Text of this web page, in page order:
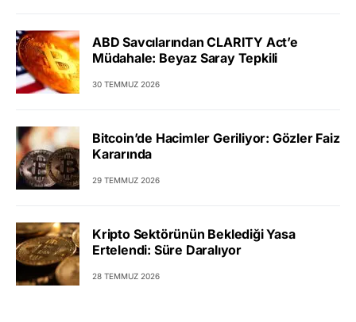
ABD Savcılarından CLARITY Act’e
Müdahale: Beyaz Saray Tepkili
30 TEMMUZ 2026
Bitcoin’de Hacimler Geriliyor: Gözler Faiz
Kararında
29 TEMMUZ 2026
Kripto Sektörünün Beklediği Yasa
Ertelendi: Süre Daralıyor
28 TEMMUZ 2026